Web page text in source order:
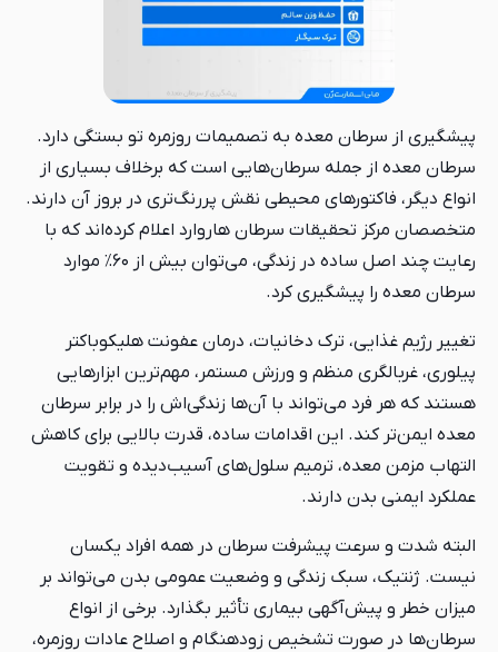
پیشگیری از سرطان معده به تصمیمات روزمره تو بستگی دارد.
سرطان معده از جمله سرطان‌هایی است که برخلاف بسیاری از
انواع دیگر، فاکتورهای محیطی نقش پررنگ‌تری در بروز آن دارند.
متخصصان مرکز تحقیقات سرطان هاروارد اعلام کرده‌اند که با
رعایت چند اصل ساده در زندگی، می‌توان بیش از ۶۰٪ موارد
سرطان معده را پیشگیری کرد.
تغییر رژیم غذایی، ترک دخانیات، درمان عفونت هلیکوباکتر
پیلوری، غربالگری منظم و ورزش مستمر، مهم‌ترین ابزارهایی
هستند که هر فرد می‌تواند با آن‌ها زندگی‌اش را در برابر سرطان
معده ایمن‌تر کند. این اقدامات ساده، قدرت بالایی برای کاهش
التهاب مزمن معده، ترمیم سلول‌های آسیب‌دیده و تقویت
عملکرد ایمنی بدن دارند.
البته شدت و سرعت پیشرفت سرطان در همه افراد یکسان
نیست. ژنتیک، سبک زندگی و وضعیت عمومی بدن می‌تواند بر
میزان خطر و پیش‌آگهی بیماری تأثیر بگذارد. برخی از انواع
سرطان‌ها در صورت تشخیص زودهنگام و اصلاح عادات روزمره،